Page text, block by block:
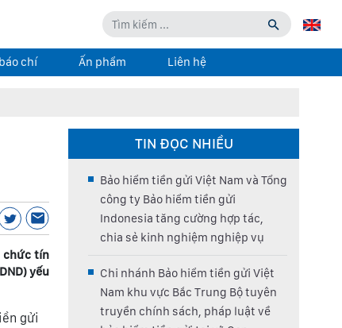
chí Ấn phẩm Liên hệ
chức tín
yếu
gửi
TIN ĐỌC NHIỀU
Bảo hiểm tiền gửi Việt Nam và Tổng
công ty Bảo hiểm tiền gửi
Indonesia tăng cường hợp tác,
chia sẻ kinh nghiệm nghiệp vụ
Chi nhánh Bảo hiểm tiền gửi Việt
Nam khu vực Bắc Trung Bộ tuyên
truyền chính sách, pháp luật về